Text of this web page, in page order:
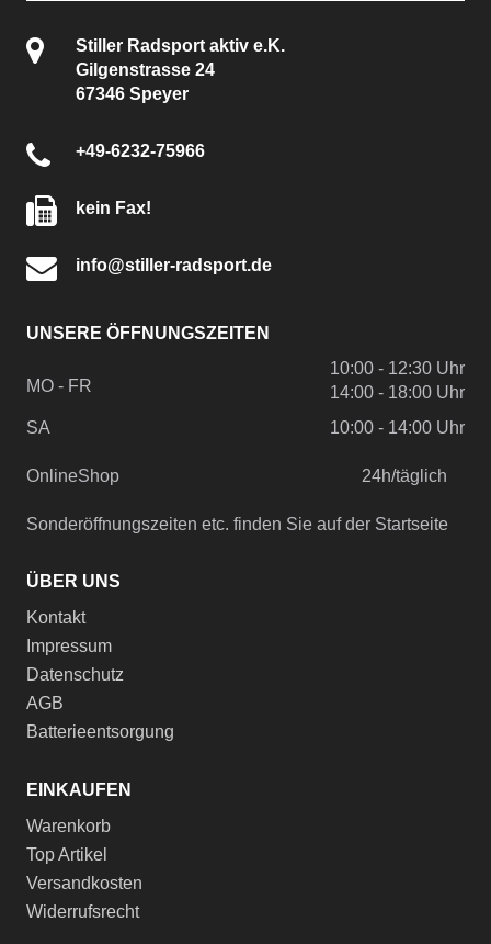
Stiller Radsport aktiv e.K.
Gilgenstrasse 24
67346 Speyer
+49-6232-75966
kein Fax!
info@stiller-radsport.de
UNSERE ÖFFNUNGSZEITEN
MO - FR
10:00 - 12:30 Uhr
14:00 - 18:00 Uhr
SA
10:00 - 14:00 Uhr
OnlineShop 24h/täglich
Sonderöffnungszeiten etc. finden Sie auf der Startseite
ÜBER UNS
Kontakt
Impressum
Datenschutz
AGB
Batterieentsorgung
EINKAUFEN
Warenkorb
Top Artikel
Versandkosten
Widerrufsrecht